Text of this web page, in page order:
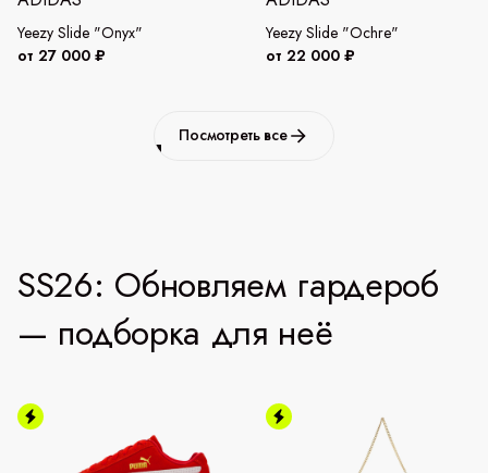
Yeezy Slide "Onyx"
от 27 000 ₽
Yeezy Slide "Ochre"
от 22 000 ₽
Посмотреть все
SS26: Обновляем гардероб
— подборка для неё